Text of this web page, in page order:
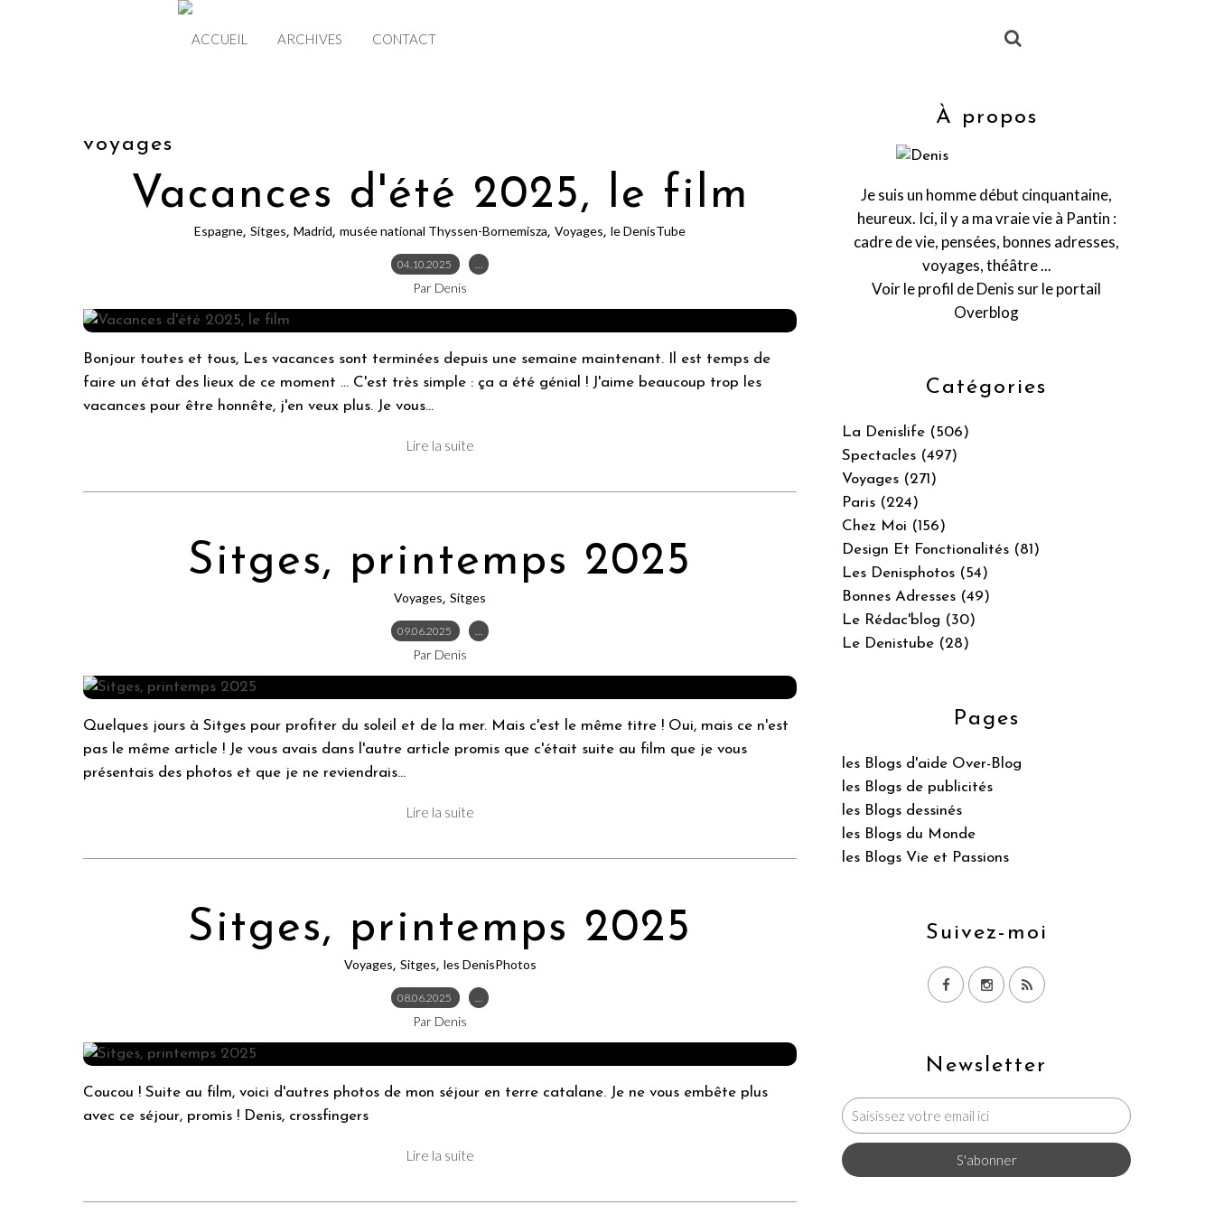
ACCUEIL ARCHIVES CONTACT
voyages
Vacances d'été 2025, le film
Espagne, Sitges, Madrid, musée national Thyssen-Bornemisza, Voyages, le DenisTube
04.10.2025 …
Par Denis
Bonjour toutes et tous, Les vacances sont terminées depuis une semaine maintenant. Il est temps de
faire un état des lieux de ce moment ... C'est très simple : ça a été génial ! J'aime beaucoup trop les
vacances pour être honnête, j'en veux plus. Je vous...
Lire la suite
Sitges, printemps 2025
Voyages, Sitges
09.06.2025 …
Par Denis
Quelques jours à Sitges pour profiter du soleil et de la mer. Mais c'est le même titre ! Oui, mais ce n'est
pas le même article ! Je vous avais dans l'autre article promis que c'était suite au film que je vous
présentais des photos et que je ne reviendrais...
Lire la suite
Sitges, printemps 2025
Voyages, Sitges, les DenisPhotos
08.06.2025 …
Par Denis
Coucou ! Suite au film, voici d'autres photos de mon séjour en terre catalane. Je ne vous embête plus
avec ce séjour, promis ! Denis, crossfingers
Lire la suite
Newsletter
Catégories
La Denislife (506)
Spectacles (497)
Voyages (271)
Paris (224)
Chez Moi (156)
Design Et Fonctionalités (81)
Les Denisphotos (54)
Bonnes Adresses (49)
Le Rédac'blog (30)
Le Denistube (28)
Pages
les Blogs d'aide Over-Blog
les Blogs de publicités
les Blogs dessinés
les Blogs du Monde
les Blogs Vie et Passions
Suivez-moi
À propos
Je suis un homme début cinquantaine,
heureux. Ici, il y a ma vraie vie à Pantin :
cadre de vie, pensées, bonnes adresses,
voyages, théâtre ...
Voir le profil deDenis sur le portail
Overblog